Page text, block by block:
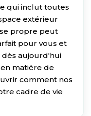
qui inclut toutes
extérieur
propre peut
pour vous et
aujourd'hui
matière de
comment nos
cadre de vie